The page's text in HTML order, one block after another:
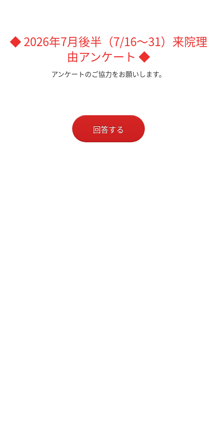
◆ 2026年7月後半（7/16～31）来院理
由アンケート ◆
アンケートのご協力をお願いします。
回答する